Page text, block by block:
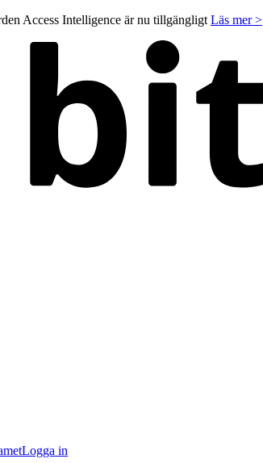
Access Intelligence är nu tillgängligt Läs mer >
Logga in